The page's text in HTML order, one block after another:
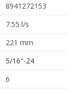
8941272153
7.55 l/s
221 mm
5/16"-24
6